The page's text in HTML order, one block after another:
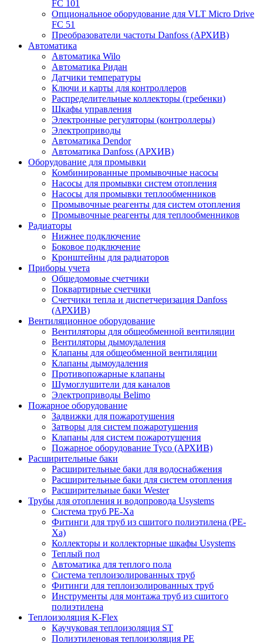
FC 101
Опциональное оборудование для VLT Micro Drive
FC 51
Преобразователи частоты Danfoss (АРХИВ)
Автоматика
Автоматика Wilo
Автоматика Ридан
Датчики температуры
Ключи и карты для контроллеров
Распределительные коллекторы (гребенки)
Шкафы управления
Электронные регуляторы (контроллеры)
Электроприводы
Автоматика Dendor
Автоматика Danfoss (АРХИВ)
Оборудование для промывки
Комбинированные промывочные насосы
Насосы для промывки систем отопления
Насосы для промывки теплообменников
Промывочные реагенты для систем отопления
Промывочные реагенты для теплообменников
Радиаторы
Нижнее подключение
Боковое подключение
Кронштейны для радиаторов
Приборы учета
Общедомовые счетчики
Поквартирные счетчики
Счетчики тепла и диспетчеризация Danfoss
(АРХИВ)
Вентиляционное оборудование
Вентиляторы для общеобменной вентиляции
Вентиляторы дымоудаления
Клапаны для общеобменной вентиляции
Клапаны дымоудаления
Противопожарные клапаны
Шумоглушители для каналов
Электроприводы Belimo
Пожарное оборудование
Задвижки для пожаротушения
Затворы для систем пожаротушения
Клапаны для систем пожаротушения
Пожарное оборудование Tyco (АРХИВ)
Расширительные баки
Расширительные баки для водоснабжения
Расширительные баки для систем отопления
Расширительные баки Wester
Трубы для отопления и водопровода Usystems
Система труб PE-Xa
Фитинги для труб из сшитого полиэтилена (PE-
Xa)
Коллекторы и коллекторные шкафы Usystems
Теплый пол
Автоматика для теплого пола
Система теплоизолированных труб
Фитинги для теплоизолированных труб
Инструменты для монтажа труб из сшитого
полиэтилена
Теплоизоляция K-Flex
Каучуковая теплоизоляция ST
Полиэтиленовая теплоизоляция PE